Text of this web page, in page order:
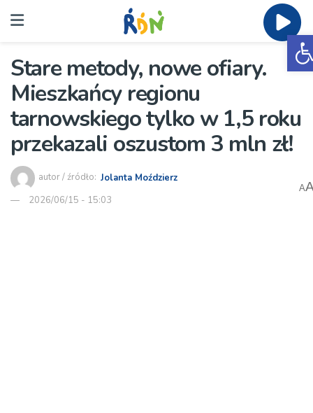
Stare metody, nowe ofiary.
Mieszkańcy regionu
tarnowskiego tylko w 1,5 roku
przekazali oszustom 3 mln zł!
autor / źródło: Jolanta Moździerz
2026/06/15 - 15:03
A